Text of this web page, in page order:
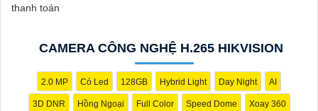
Camera được thiết kế chắc chắn, chống nước và chống bụi giúp
camera wifi 360 ngoài trời, bạn có thể yên tâm mà không cần lo
lắng về việc bị xâm nhập hoặc mất trội tài sản.
thanh toán
CAMERA CÔNG NGHỆ H.265 HIKVISION
2.0 MP Có Led 128GB Hybrid Light Day Night AI
3D DNR Hồng Ngoại Full Color Speed Dome Xoay 360